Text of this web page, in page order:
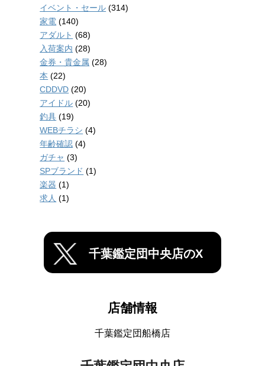
イベント・セール (314)
家電 (140)
アダルト (68)
入荷案内 (28)
金券・貴金属 (28)
本 (22)
CDDVD (20)
アイドル (20)
釣具 (19)
WEBチラシ (4)
年齢確認 (4)
ガチャ (3)
SPブランド (1)
楽器 (1)
求人 (1)
千葉鑑定団中央店のX
店舗情報
千葉鑑定団船橋店